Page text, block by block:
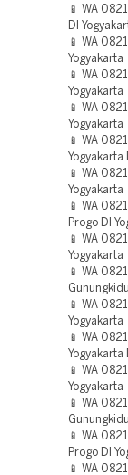
📱 WA
DI
📱 WA
Yogyakarta
📱 WA
Yogyakarta
📱 WA
Yogyakarta
📱 WA
Yogyakarta
📱 WA
Yogyakarta
📱 WA
Progo DI
📱 WA
Yogyakarta
📱 WA
📱 WA
Yogyakarta
📱 WA
Yogyakarta
📱 WA
Yogyakarta
📱 WA
📱 WA
Progo DI
📱 WA